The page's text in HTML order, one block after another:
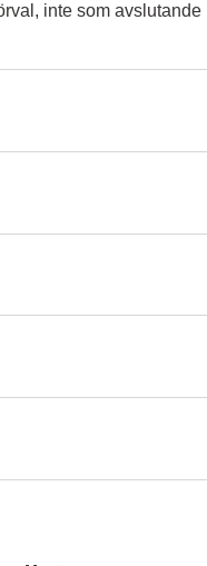
inte som avslutande